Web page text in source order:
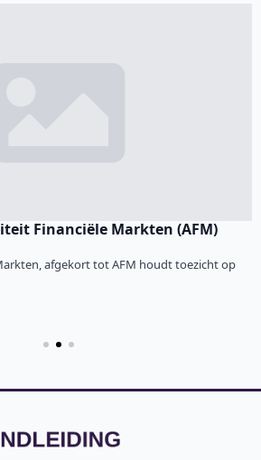
Financiële Markten (AFM)
afgekort tot AFM houdt toezicht op